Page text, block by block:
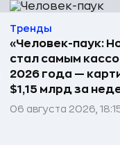
Тренды
«Человек-паук:
стал самым
2026 года —
$1,15 млрд за
06 августа 2026,